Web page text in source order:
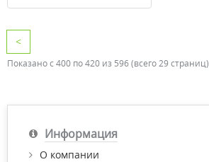
<
Показано с 400 по 420 из 596 (всего 29 страниц)
Информация
О компании